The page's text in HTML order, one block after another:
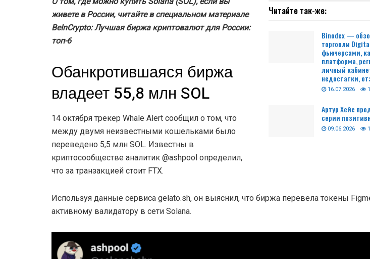
Читайте так-же:
Binodex —
торговли
фьючерсами,
платформа,
личный
недостатки,
16.07.2026
Артур Хейс
серии
09.06.2026
живете в России, читайте в специальном материале
BeInCrypto: Лучшая биржа криптовалют для России:
топ-6
Обанкротившаяся биржа
владеет 55,8 млн SOL
14 октября трекер Whale Alert сообщил о том, что
между двумя неизвестными кошельками было
переведено 5,5 млн SOL. Известны в
криптосообществе аналитик @ashpool определил,
что за транзакцией стоит FTX.
Используя данные сервиса gelato.sh, он выяснил, что биржа перевела токены
активному валидатору в сети Solana.